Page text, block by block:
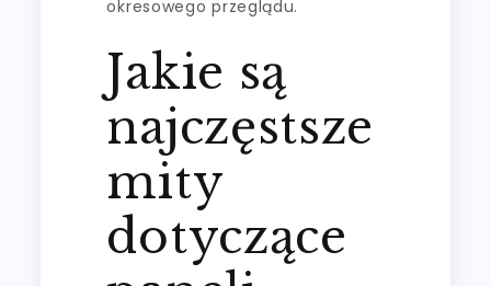
okresowego przeglądu.
Jakie są
najczęstsze
mity
dotyczące